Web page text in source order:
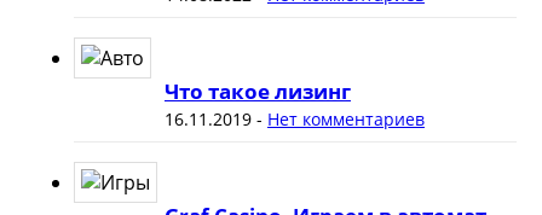
Что такое лизинг
16.11.2019- Нет комментариев